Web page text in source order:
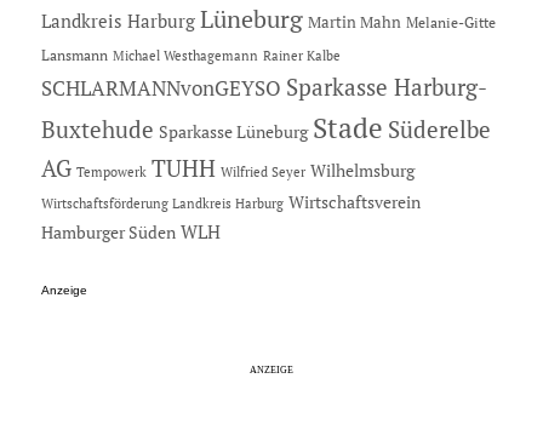
Landkreis Harburg Lüneburg Martin Mahn Melanie-Gitte
Lansmann Michael Westhagemann Rainer Kalbe
SCHLARMANNvonGEYSO Sparkasse Harburg-
Buxtehude Sparkasse Lüneburg Stade Süderelbe
AG Tempowerk TUHH Wilfried Seyer Wilhelmsburg
Wirtschaftsförderung Landkreis Harburg Wirtschaftsverein
Hamburger Süden WLH
Anzeige